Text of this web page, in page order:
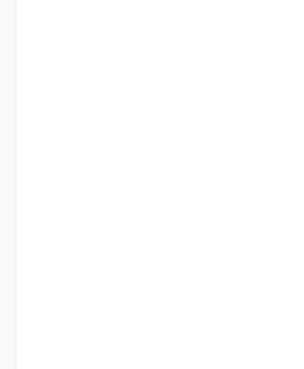
در امر تولید و واردات انواع فن های
آکسیال، سقفی، بین کانالی، مرغداری و
های تولیدی، صنعتی و ساختمانی
فن های تولیدی کمپانی اروپایی
تخصصی شما عزیزان رو در صرف
عمر باعث صرفه جویی در هزینه و زمان